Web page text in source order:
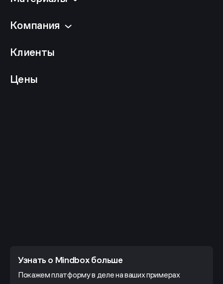
Компания
Клиенты
Цены
Узнать о Mindbox больше
Покажем платформу в деле на ваших примерах